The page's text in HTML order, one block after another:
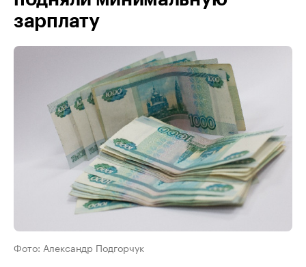
зарплату
Фото: Александр Подгорчук